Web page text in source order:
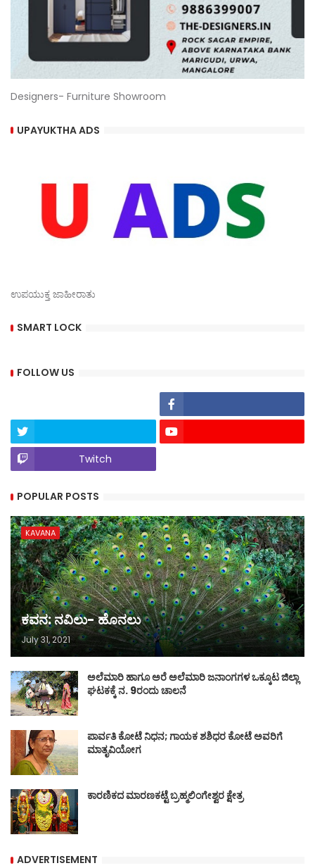
Designers- Furniture Showroom
UPAYUKTHA ADS
ಉಪಯುಕ್ತ ಜಾಹೀರಾತು
SMART LOCK
FOLLOW US
Twitch
POPULAR POSTS
KAVANA
ಕವನ: ನವಿಲು- ಹೊನಲು
July 31, 2021
ಅಲೆಮಾರಿ ಹಾಗೂ ಅರೆ ಅಲೆಮಾರಿ ಜನಾಂಗಗಳ ಒಕ್ಕೂಟ ಜಿಲ್ಲಾ
ಘಟಕಕ್ಕೆ ನ. 9ರಂದು ಚಾಲನೆ
ಪಾರ್ವತಿ ಕೋಟೆ ನಿಧನ; ಗಾಯಕ ಶಶಿಧರ ಕೋಟೆ ಅವರಿಗೆ
ಮಾತೃವಿಯೋಗ
ಕಾರಣಿಕದ ಮಾರಣಕಟ್ಟೆ ಬ್ರಹ್ಮಲಿಂಗೇಶ್ವರ ಕ್ಷೇತ್ರ
ADVERTISEMENT